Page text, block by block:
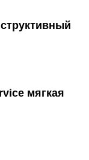
мягкая